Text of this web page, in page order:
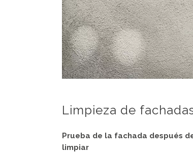
Limpieza de
Prueba de la fachada después
limpiar